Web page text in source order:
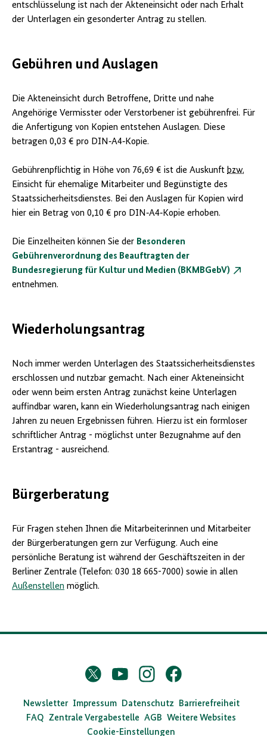
entschlüsselung ist nach der Akteneinsicht oder nach Erhalt
der Unterlagen ein gesonderter Antrag zu stellen.
Gebühren und Auslagen
Die Akteneinsicht durch Betroffene, Dritte und nahe
Angehörige Vermisster oder Verstorbener ist gebührenfrei. Für
die Anfertigung von Kopien entstehen Auslagen. Diese
betragen 0,03 € pro DIN‐A4‐Kopie.
Gebührenpflichtig in Höhe von 76,69 € ist die Auskunft bzw.
Einsicht für ehemalige Mitarbeiter und Begünstigte des
Staatssicherheitsdienstes. Bei den Auslagen für Kopien wird
hier ein Betrag von 0,10 € pro DIN‐A4‐Kopie erhoben.
Die Einzelheiten können Sie der Besonderen
Gebührenverordnung des Beauftragten der
Bundesregierung für Kultur und Medien (BKMBGebV)
entnehmen.
Wiederholungsantrag
Noch immer werden Unterlagen des Staatssicherheitsdienstes
erschlossen und nutzbar gemacht. Nach einer Akteneinsicht
oder wenn beim ersten Antrag zunächst keine Unterlagen
auffindbar waren, kann ein Wiederholungsantrag nach einigen
Jahren zu neuen Ergebnissen führen. Hierzu ist ein formloser
schriftlicher Antrag - möglichst unter Bezugnahme auf den
Erstantrag - ausreichend.
Bürgerberatung
Für Fragen stehen Ihnen die Mitarbeiterinnen und Mitarbeiter
der Bürgerberatungen gern zur Verfügung. Auch eine
persönliche Beratung ist während der Geschäftszeiten in der
Berliner Zentrale (Telefon: 030 18 665-7000) sowie in allen
Außenstellen möglich.
D
s
B
Twitter
X
YouTubeInstagramFacebook
Newsletter Impressum Datenschutz Barrierefreiheit
FAQ Zentrale Vergabestelle AGB Weitere Websites
Cookie-Einstellungen